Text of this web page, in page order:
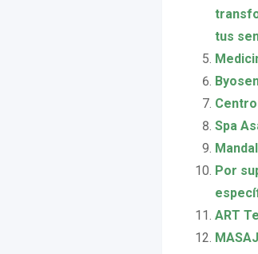
tus
Spa
Por
ART